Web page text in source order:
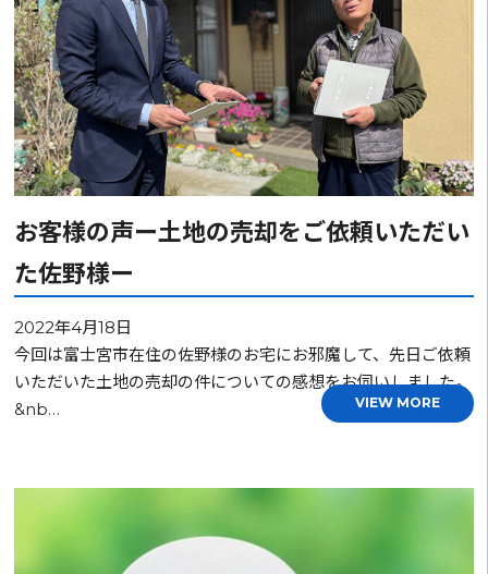
お客様の声ー土地の売却をご依頼いただい
た佐野様ー
2022年4月18日
今回は富士宮市在住の佐野様のお宅にお邪魔して、先日ご依頼
いただいた土地の売却の件についての感想をお伺いしました。
&nb…
VIEW MORE